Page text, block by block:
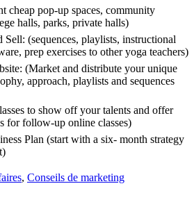
cheap pop-up spaces, community
halls, parks, private halls)
Sell: (sequences, playlists, instructional
prep exercises to other yoga teachers)
(Market and distribute your unique
approach, playlists and sequences
to show off your talents and offer
for follow-up online classes)
Plan (start with a six- month strategy
, Conseils de marketing